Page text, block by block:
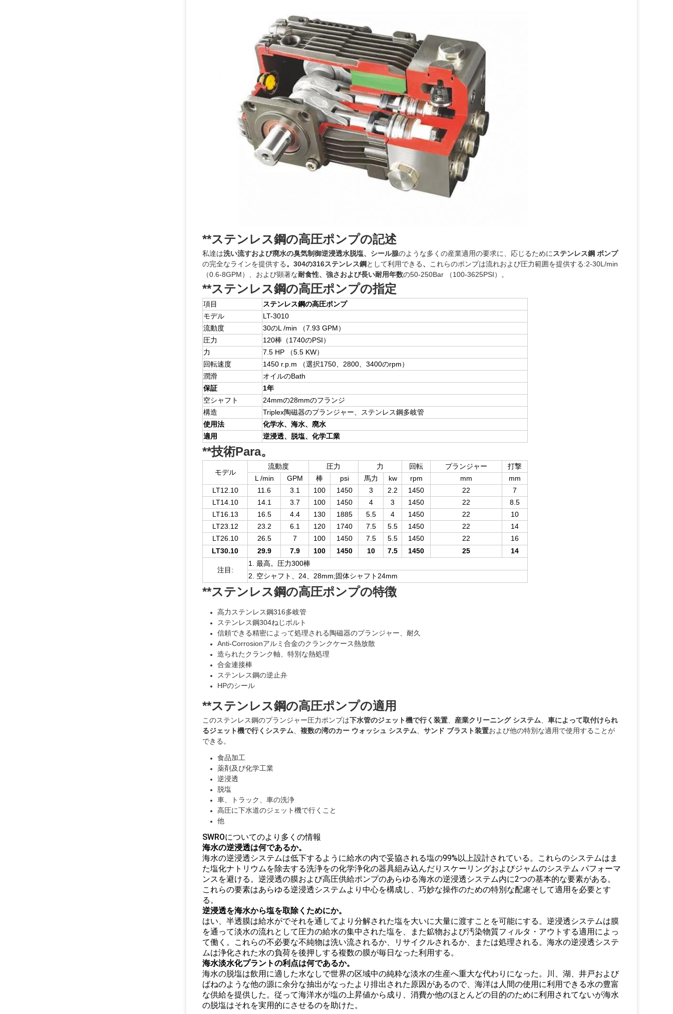
**ステンレス鋼の高圧ポンプの記述
私達は洗い流すおよび廃水の臭気制御逆浸透水脱塩、シール腺のような多くの産業適用の要求に、応じるために ステンレス鋼 ポンプ
の完全なラインを提供する。304の316ステンレス鋼として利用できる、
これらのポンプは流れおよび圧力範囲を提供する:2-30L/min
（0.6-8GPM）、および顕著な耐食性、強さおよび長い耐用年数の50-250Bar （100-3625PSI）。
**ステンレス鋼の高圧ポンプの指定
項目
ステンレス鋼の高圧ポンプ
モデル
LT-3010
流動度
30のL /min （7.93 GPM）
圧力
120棒（1740のPSI）
力
7.5 HP （5.5 KW）
回転速度
1450 r.p.m （選択1750、2800、3400のrpm）
潤滑
オイルのBath
保証
1年
空シャフト
24mmの28mmのフランジ
構造
Triplex陶磁器のプランジャー、ステンレス鋼多岐管
使用法
化学水、海水、廃水
適用
逆浸透、脱塩、化学工業
**技術Para。
モデル
流動度 圧力 力 回転 プランジャー
打撃
L /min
GPM 棒 psi 馬力 kw rpm mm
mm
LT12.10
11.6 3.1 100 1450 3 2.2 1450 22
7
LT14.10
14.1 3.7 100 1450 4 3 1450 22
8.5
LT16.13
16.5 4.4 130 1885 5.5 4 1450 22
10
LT23.12
23.2 6.1 120 1740 7.5 5.5 1450 22
14
LT26.10
26.5 7 100 1450 7.5 5.5 1450 22
16
LT30.10
29.9 7.9 100 1450 10 7.5 1450 25 14
注目:
1. 最高。圧力300棒
2. 空シャフト、24、28mm;固体シャフト24mm
**ステンレス鋼の高圧ポンプの特徴
高力ステンレス鋼316多岐管
ステンレス鋼304ねじボルト
信頼できる精密によって処理される陶磁器のプランジャー、耐久
Anti-Corrosionアルミ合金のクランクケース熱放散
造られたクランク軸、特別な熱処理
合金連接棒
ステンレス鋼の逆止弁
HPのシール
**ステンレス鋼の高圧ポンプの適用
このステンレス鋼のプランジャー圧力ポンプは下水管のジェット機で行く装置 産業クリーニング システム
車によって取付けられ
るジェット機で行くシステム
複数の湾のカー ウォッシュ システム サンド ブラスト装置および他の特別な適用で使用することが
できる。
食品加工
薬剤及び化学工業
逆浸透
脱塩
車、トラック、車の洗浄
高圧に下水道のジェット機で行くこと
他
SWROについてのより多くの情報
海水の逆浸透は何であるか。
海水の逆浸透システムは低下するように給水の内で妥協される塩の99%以上設計されている。これらのシステムはま
た塩化ナトリウムを除去する洗浄をの化学浄化の器具組み込んだりスケーリングおよびジャムのシステム パフォーマ
ンスを避ける。逆浸透の膜および高圧供給ポンプのあらゆる海水の逆浸透システム内に2つの基本的な要素がある。
これらの要素はあらゆる逆浸透システムより中心を構成し、巧妙な操作のための特別な配慮そして適用を必要とす
る。
逆浸透を海水から塩を取除くためにか。
はい、半透膜は給水がでそれを通してより分解された塩を大いに大量に渡すことを可能にする。逆浸透システムは膜
を通って淡水の流れとして圧力の給水の集中された塩を、また鉱物および汚染物質フィルタ・アウトする適用によっ
て働く。これらの不必要な不純物は洗い流されるか、リサイクルされるか、または処理される。海水の逆浸透システ
ムは浄化された水の負荷を後押しする複数の膜が毎日なった利用する。
海水淡水化プラントの利点は何であるか。
海水の脱塩は飲用に適した水なしで世界の区域中の純粋な淡水の生産へ重大な代わりになった。川、湖、井戸および
ばねのような他の源に余分な抽出がなったより排出された原因があるので、海洋は人間の使用に利用できる水の豊富
な供給を提供した。従って海洋水が塩の上昇値から成り、消費か他のほとんどの目的のために利用されてないが海水
の脱塩はそれを実用的にさせるのを助けた。